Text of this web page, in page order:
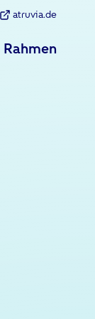
Rahmen
atruvia.de